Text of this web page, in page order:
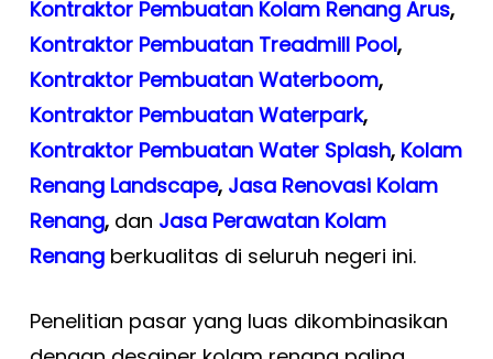
Kontraktor Pembuatan Kolam Renang Arus,
Kontraktor Pembuatan Treadmill Pool,
Kontraktor Pembuatan Waterboom,
Kontraktor Pembuatan Waterpark,
Kontraktor Pembuatan Water Splash, Kolam
Renang Landscape, Jasa Renovasi Kolam
Renang, dan Jasa Perawatan Kolam
Renangberkualitas di seluruh negeri ini.
Penelitian pasar yang luas dikombinasikan